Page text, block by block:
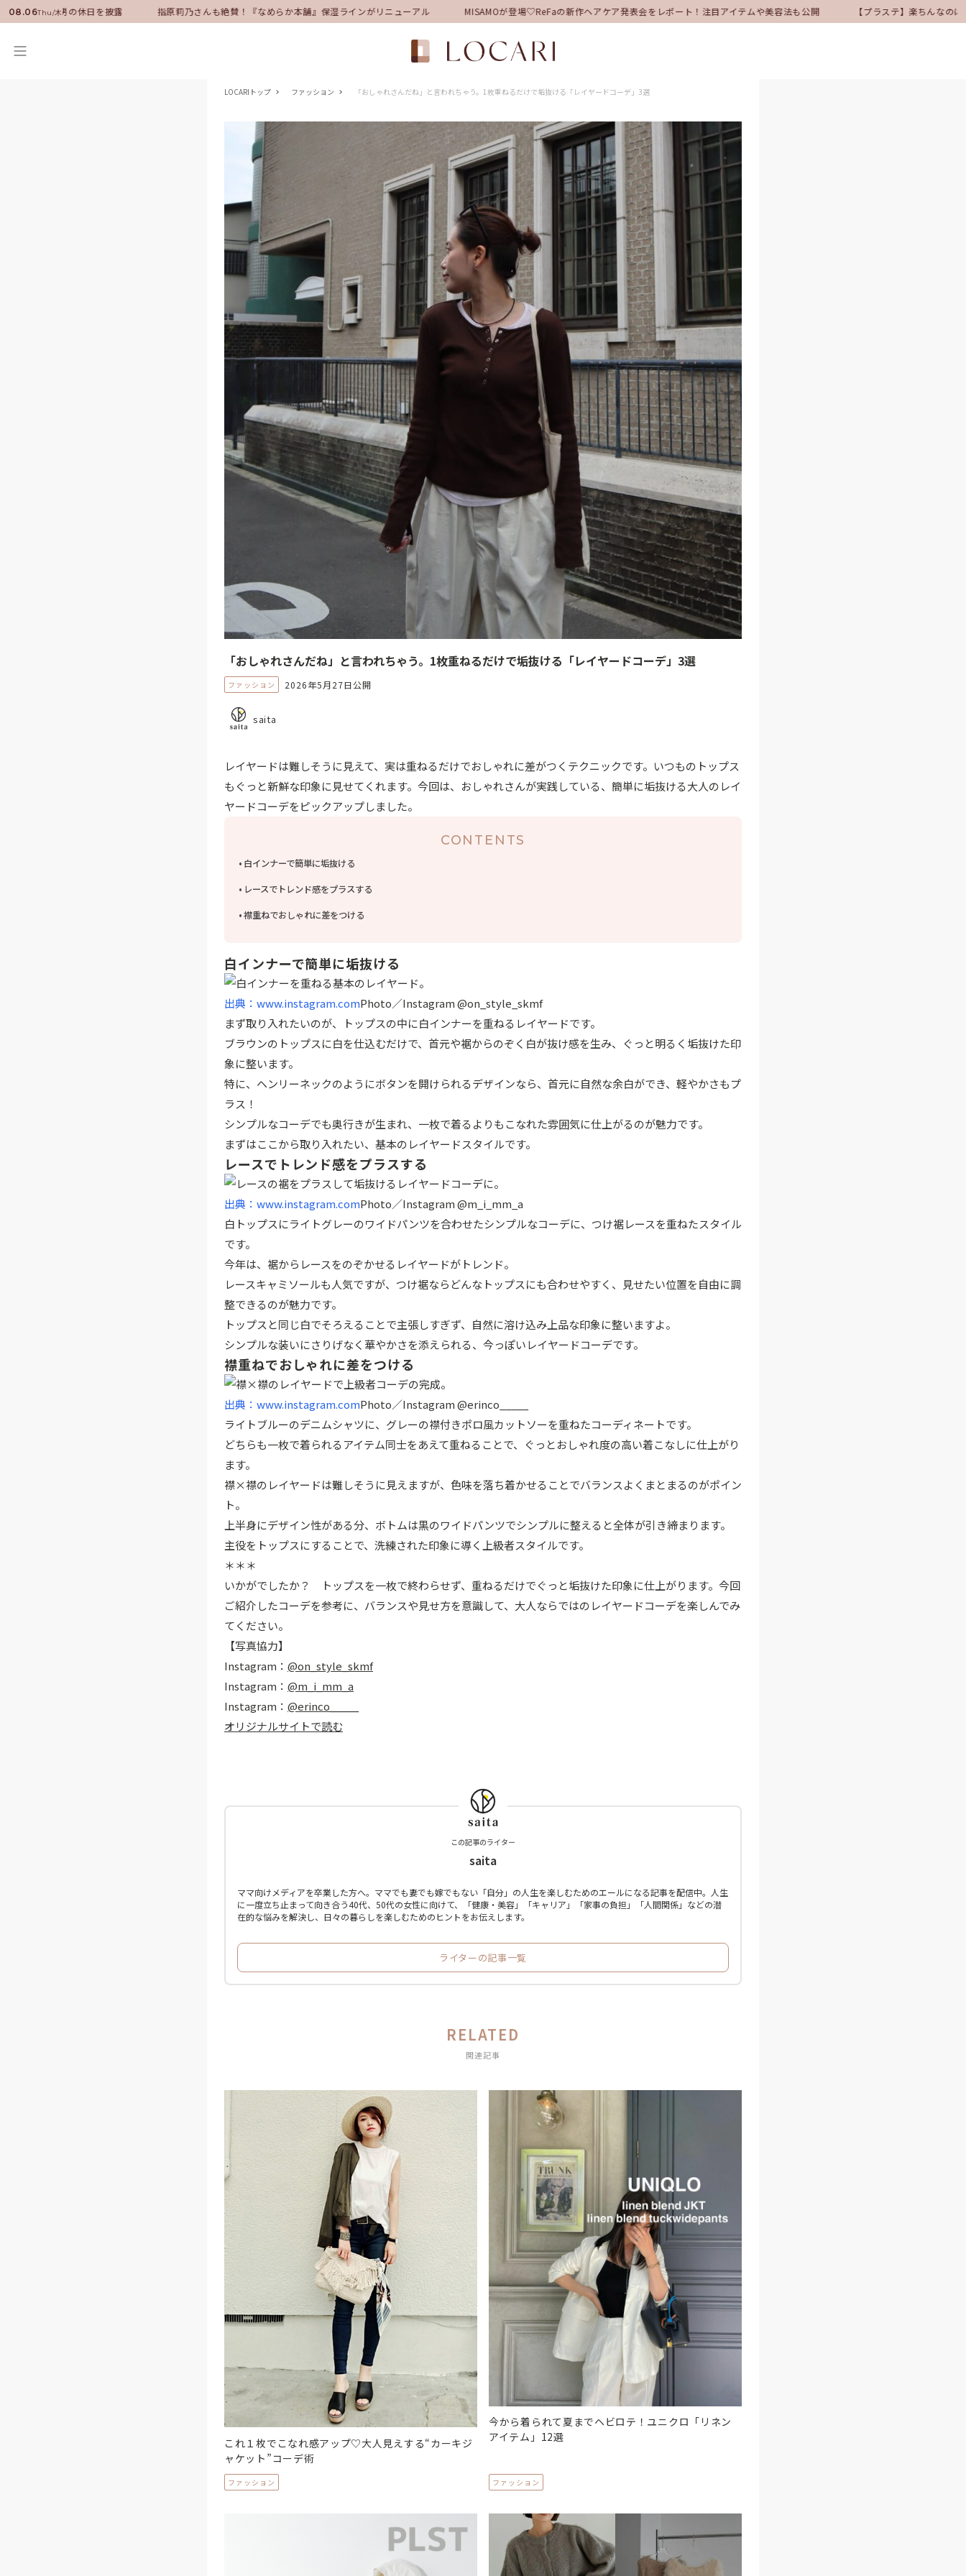
08.06Thu/木
任！いい男の休日を披露 指原莉乃さんも絶賛！『なめらか本舗』保湿ラインがリニューアル MISAMOが登場♡ReFaの新作ヘアケア発表会をレポート！注目アイテムや美容法も公開 【プラステ】楽ちんなのにき
LOCARIトップ ファッション 「おしゃれさんだね」と言われちゃう。1枚重ねるだけで垢抜ける「レイヤードコーデ」3選
「おしゃれさんだね」と言われちゃう。1枚重ねるだけで垢抜ける「レイヤードコーデ」3選
ファッション 2026年5月27日公開
saita
レイヤードは難しそうに見えて、実は重ねるだけでおしゃれに差がつくテクニックです。いつものトップス
もぐっと新鮮な印象に見せてくれます。今回は、おしゃれさんが実践している、簡単に垢抜ける大人のレイ
ヤードコーデをピックアップしました。
CONTENTS
白インナーで簡単に垢抜ける
レースでトレンド感をプラスする
襟重ねでおしゃれに差をつける
白インナーで簡単に垢抜ける
出典：www.instagram.comPhoto／Instagram @on_style_skmf
まず取り入れたいのが、トップスの中に白インナーを重ねるレイヤードです。
ブラウンのトップスに白を仕込むだけで、首元や裾からのぞく白が抜け感を生み、ぐっと明るく垢抜けた印
象に整います。
特に、ヘンリーネックのようにボタンを開けられるデザインなら、首元に自然な余白ができ、軽やかさもプ
ラス！
シンプルなコーデでも奥行きが生まれ、一枚で着るよりもこなれた雰囲気に仕上がるのが魅力です。
まずはここから取り入れたい、基本のレイヤードスタイルです。
レースでトレンド感をプラスする
出典：www.instagram.comPhoto／Instagram @m_i_mm_a
白トップスにライトグレーのワイドパンツを合わせたシンプルなコーデに、つけ裾レースを重ねたスタイル
です。
今年は、裾からレースをのぞかせるレイヤードがトレンド。
レースキャミソールも人気ですが、つけ裾ならどんなトップスにも合わせやすく、見せたい位置を自由に調
整できるのが魅力です。
トップスと同じ白でそろえることで主張しすぎず、自然に溶け込み上品な印象に整いますよ。
シンプルな装いにさりげなく華やかさを添えられる、今っぽいレイヤードコーデです。
襟重ねでおしゃれに差をつける
出典：www.instagram.comPhoto／Instagram @erinco_____
ライトブルーのデニムシャツに、グレーの襟付きポロ風カットソーを重ねたコーディネートです。
どちらも一枚で着られるアイテム同士をあえて重ねることで、ぐっとおしゃれ度の高い着こなしに仕上がり
ます。
襟×襟のレイヤードは難しそうに見えますが、色味を落ち着かせることでバランスよくまとまるのがポイン
ト。
上半身にデザイン性がある分、ボトムは黒のワイドパンツでシンプルに整えると全体が引き締まります。
主役をトップスにすることで、洗練された印象に導く上級者スタイルです。
＊＊＊
いかがでしたか？ トップスを一枚で終わらせず、重ねるだけでぐっと垢抜けた印象に仕上がります。今回
ご紹介したコーデを参考に、バランスや見せ方を意識して、大人ならではのレイヤードコーデを楽しんでみ
てください。
【写真協力】
Instagram： @on_style_skmf
Instagram： @m_i_mm_a
Instagram： @erinco_____
オリジナルサイトで読む
この記事のライター
saita
ママ向けメディアを卒業した方へ。ママでも妻でも嫁でもない「自分」の人生を楽しむためのエールになる記事を配信中。人生
に一度立ち止まって向き合う40代、50代の女性に向けて、「健康・美容」「キャリア」「家事の負担」「人間関係」などの潜
在的な悩みを解決し、日々の暮らしを楽しむためのヒントをお伝えします。
ライターの記事一覧
RELATED
関連記事
これ１枚でこなれ感アップ♡大人見えする“カーキジ
ャケット”コーデ術
ファッション
今から着られて夏までヘビロテ！ユニクロ「リネン
アイテム」12選
ファッション